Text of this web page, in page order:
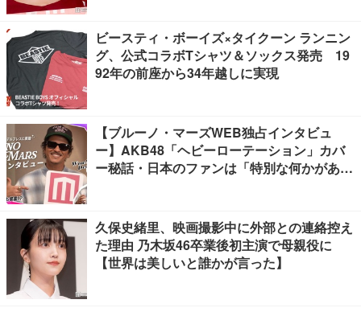
ビースティ・ボーイズ×タイクーン ランニン
グ、公式コラボTシャツ＆ソックス発売 19
92年の前座から34年越しに実現
【ブルーノ・マーズWEB独占インタビュ
ー】AKB48「ヘビーローテーション」カバ
ー秘話・日本のファンは「特別な何かがあ
久保史緒里、映画撮影中に外部との連絡控え
た理由 乃木坂46卒業後初主演で母親役に
【世界は美しいと誰かが言った】